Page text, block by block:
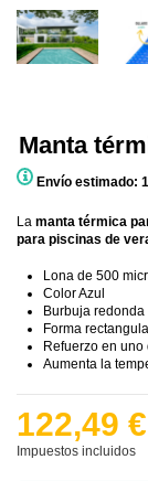
Manta
Envío estimado:
La manta térmica
para piscinas de
Lona de 500
Color Azul
Burbuja redonda
Forma
Refuerzo en
Aumenta la
122,49 €
Impuestos incluidos